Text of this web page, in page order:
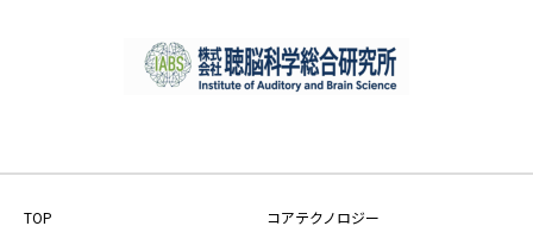
TOP コアテクノロジー